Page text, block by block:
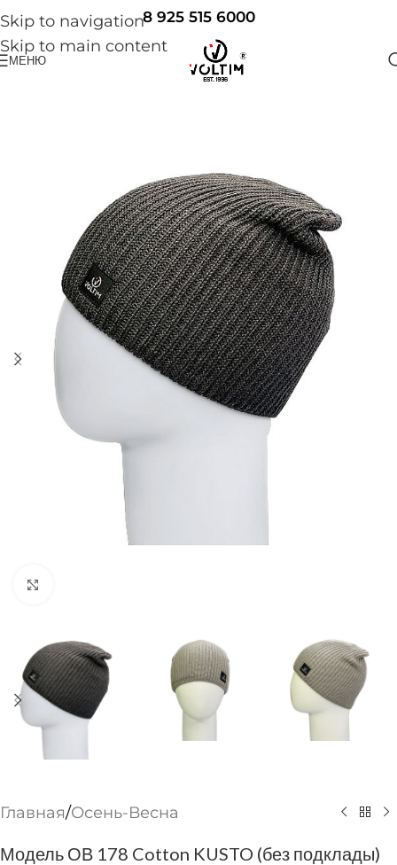
Skip to navigation
Skip to main content
8 925 515 6000
МЕНЮ
Главная/Осень-Весна
Модель ОВ 178 Cotton KUSTO (без подклады)